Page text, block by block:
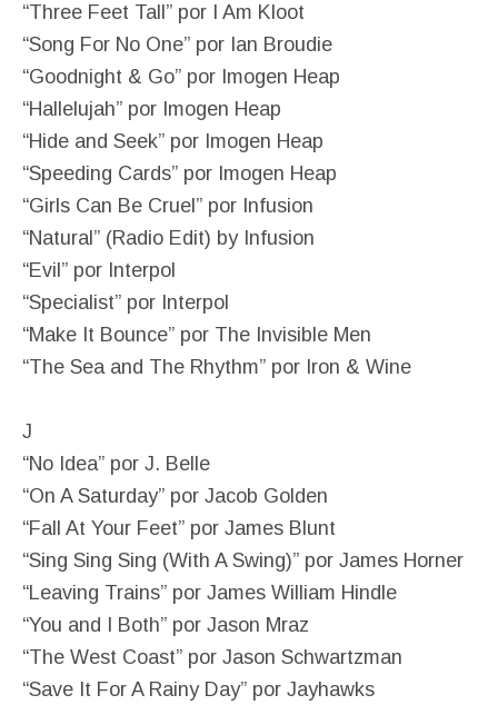
“Three Feet Tall” por I Am Kloot
“Song For No One” por Ian Broudie
“Goodnight & Go” por Imogen Heap
“Hallelujah” por Imogen Heap
“Hide and Seek” por Imogen Heap
“Speeding Cards” por Imogen Heap
“Girls Can Be Cruel” por Infusion
“Natural” (Radio Edit) by Infusion
“Evil” por Interpol
“Specialist” por Interpol
“Make It Bounce” por The Invisible Men
“The Sea and The Rhythm” por Iron & Wine
J
“No Idea” por J. Belle
“On A Saturday” por Jacob Golden
“Fall At Your Feet” por James Blunt
“Sing Sing Sing (With A Swing)” por James Horner
“Leaving Trains” por James William Hindle
“You and I Both” por Jason Mraz
“The West Coast” por Jason Schwartzman
“Save It For A Rainy Day” por Jayhawks